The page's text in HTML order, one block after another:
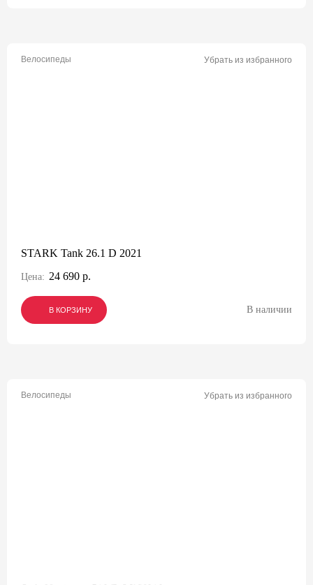
Велосипеды Убрать из избранного
STARK Tank 26.1 D 2021
Цена: 24 690 р.
В КОРЗИНУ
В КОРЗИНУ
В КОРЗИНУ В наличии
Велосипеды Убрать из избранного